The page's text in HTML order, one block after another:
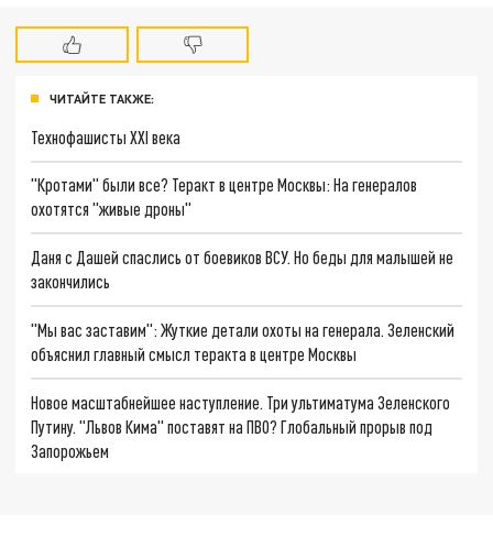
ЧИТАЙТЕ ТАКЖЕ:
Технофашисты XXI века
"Кротами" были все? Теракт в центре Москвы: На генералов
охотятся "живые дроны"
Даня с Дашей спаслись от боевиков ВСУ. Но беды для малышей не
закончились
"Мы вас заставим": Жуткие детали охоты на генерала. Зеленский
объяснил главный смысл теракта в центре Москвы
Новое масштабнейшее наступление. Три ультиматума Зеленского
Путину. "Львов Кима" поставят на ПВО? Глобальный прорыв под
Запорожьем